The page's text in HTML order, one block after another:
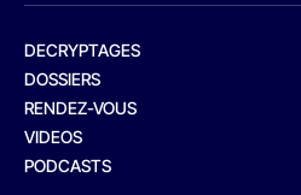
DECRYPTAGES
DOSSIERS
RENDEZ-VOUS
VIDEOS
PODCASTS